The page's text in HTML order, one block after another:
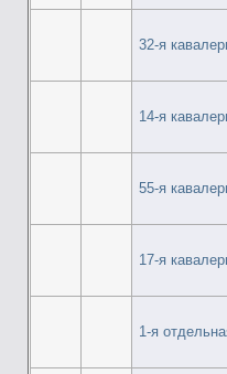
32-я
14-я
55-я
17-я
1-я